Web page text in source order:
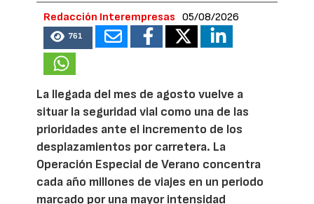
Redacción Interempresas 05/08/2026
761
La llegada del mes de agosto vuelve a
situar la seguridad vial como una de las
prioridades ante el incremento de los
desplazamientos por carretera. La
Operación Especial de Verano concentra
cada año millones de viajes en un periodo
marcado por una mayor intensidad